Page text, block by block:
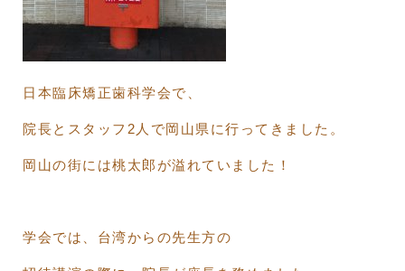
日本臨床矯正歯科学会で、
院長とスタッフ2人で岡山県に行ってきました。
岡山の街には桃太郎が溢れていました！
学会では、台湾からの先生方の